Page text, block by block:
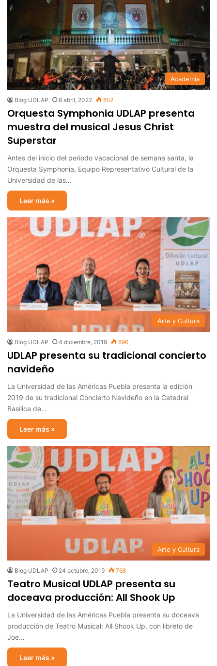
Academia
Blog UDLAP 8 abril, 2022 852
Orquesta Symphonia UDLAP presenta
muestra del musical Jesus Christ
Superstar
Antes del inicio del periodo vacacional de semana santa, la
Orquesta Symphonia, Equipo Representativo Cultural de la
Universidad de las…
Leer más »
Arte y Cultura
Blog UDLAP 4 diciembre, 2019 896
UDLAP presenta su tradicional concierto
navideño
La Universidad de las Américas Puebla presenta la edición
2019 de su tradicional Concierto Navideño en la Catedral
Basílica de…
Leer más »
Arte y Cultura
Blog UDLAP 24 octubre, 2019 768
Teatro Musical UDLAP presenta su
doceava producción: All Shook Up
La Universidad de las Américas Puebla presenta su doceava
producción de Teatro Musical: All Shook Up, con libreto de
Joe…
Leer más »